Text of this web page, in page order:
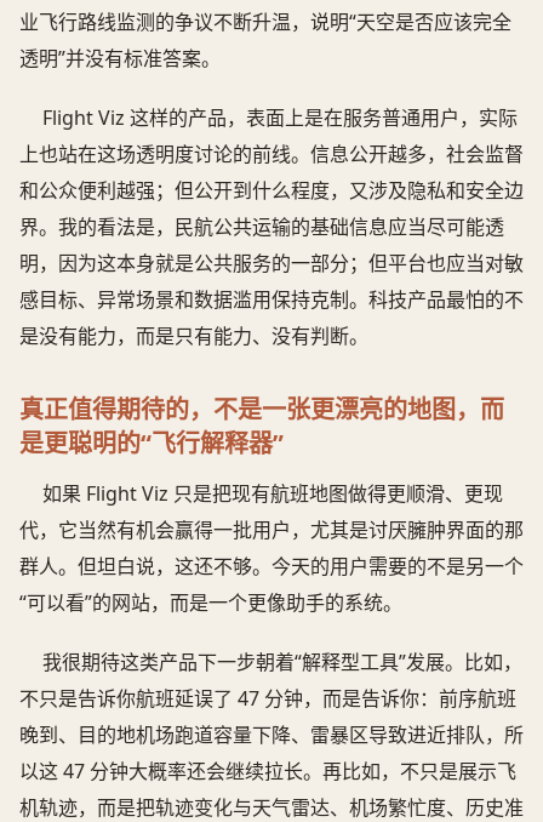
业飞行路线监测的争议不断升温，说明“天空是否应该完全
透明”并没有标准答案。
Flight Viz 这样的产品，表面上是在服务普通用户，实际
上也站在这场透明度讨论的前线。信息公开越多，社会监督
和公众便利越强；但公开到什么程度，又涉及隐私和安全边
界。我的看法是，民航公共运输的基础信息应当尽可能透
明，因为这本身就是公共服务的一部分；但平台也应当对敏
感目标、异常场景和数据滥用保持克制。科技产品最怕的不
是没有能力，而是只有能力、没有判断。
真正值得期待的，不是一张更漂亮的地图，而
是更聪明的“飞行解释器”
如果 Flight Viz 只是把现有航班地图做得更顺滑、更现
代，它当然有机会赢得一批用户，尤其是讨厌臃肿界面的那
群人。但坦白说，这还不够。今天的用户需要的不是另一个
“可以看”的网站，而是一个更像助手的系统。
我很期待这类产品下一步朝着“解释型工具”发展。比如，
不只是告诉你航班延误了 47 分钟，而是告诉你：前序航班
晚到、目的地机场跑道容量下降、雷暴区导致进近排队，所
以这 47 分钟大概率还会继续拉长。再比如，不只是展示飞
机轨迹，而是把轨迹变化与天气雷达、机场繁忙度、历史准